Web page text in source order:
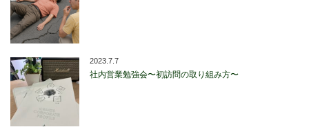
2023.7.7
社内営業勉強会〜初訪問の取り組み方〜